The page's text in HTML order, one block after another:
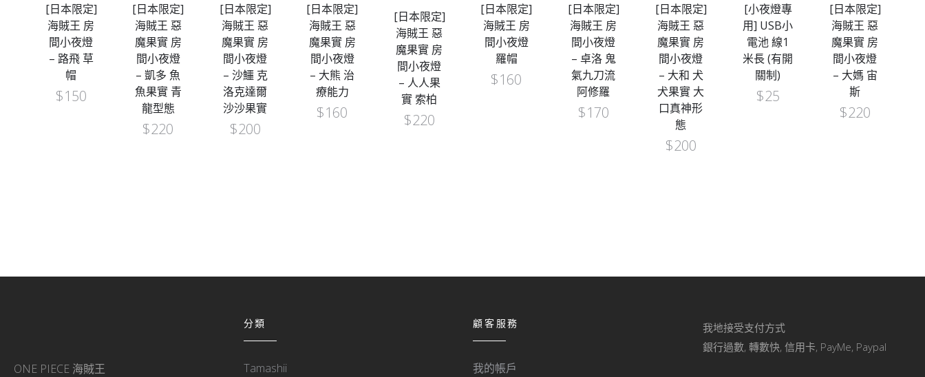
[日本限定]
海賊王 房
間小夜燈
– 路飛 草
帽
$150
[日本限定]
海賊王 惡
魔果實 房
間小夜燈
– 凱多 魚
魚果實 青
龍型態
$220
[日本限定]
海賊王 惡
魔果實 房
間小夜燈
– 沙鱷 克
洛克達爾
沙沙果實
$200
[日本限定]
海賊王 惡
魔果實 房
間小夜燈
– 大熊 治
療能力
$160
[日本限定]
海賊王 惡
魔果實 房
間小夜燈
– 人人果
實 索柏
$220
[日本限定]
海賊王 房
間小夜燈
羅帽
$160
[日本限定]
海賊王 房
間小夜燈
– 卓洛 鬼
氣九刀流
阿修羅
$170
[日本限定]
海賊王 惡
魔果實 房
間小夜燈
– 大和 犬
犬果實 大
口真神形
態
$200
[小夜燈專
用] USB小
電池 線1
米長 (有開
關制)
$25
[日本限定]
海賊王 惡
魔果實 房
間小夜燈
– 大媽 宙
斯
$220
ONE PIECE 海賊王
分類
Tamashii
顧客服務
我的帳戶
我地接受支付方式
銀行過數, 轉數快, 信用卡, PayMe, Paypal